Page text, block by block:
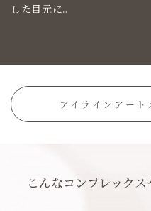
した目元に。
アイラインアー
こんなコンプレック